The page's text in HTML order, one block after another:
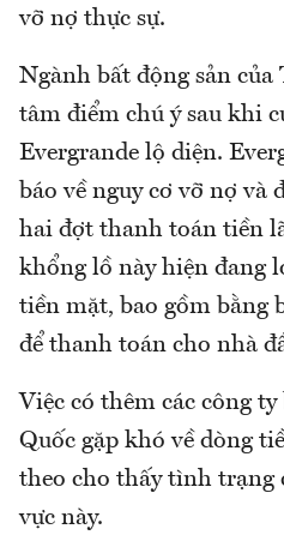
vỡ nợ thực sự.
Ngành bất động sản
tâm điểm chú ý sau khi
Evergrande lộ diện.
báo về nguy cơ vỡ nợ
hai đợt thanh toán tiền
khổng lồ này hiện đang
tiền mặt, bao gồm bằng
để thanh toán cho nhà
Việc có thêm các công
Quốc gặp khó về dòng
theo cho thấy tình trạng
vực này.